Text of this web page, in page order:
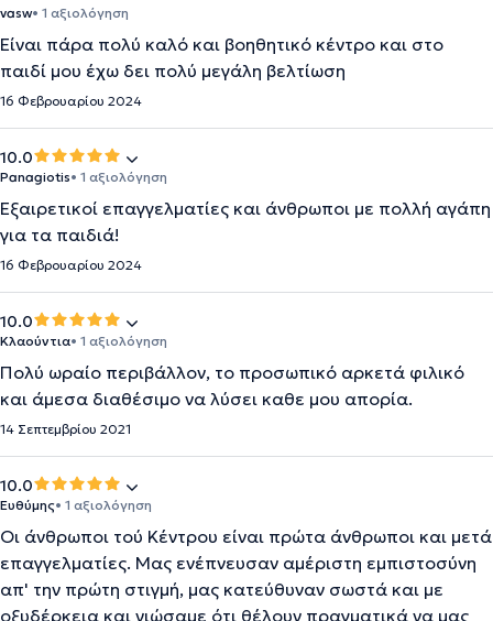
vasw• 1 αξιολόγηση
Είναι πάρα πολύ καλό και βοηθητικό κέντρο και στο
παιδί μου έχω δει πολύ μεγάλη βελτίωση
16 Φεβρουαρίου 2024
10.0
Panagiotis• 1 αξιολόγηση
Εξαιρετικοί επαγγελματίες και άνθρωποι με πολλή αγάπη
για τα παιδιά!
16 Φεβρουαρίου 2024
10.0
Κλαούντια• 1 αξιολόγηση
Πολύ ωραίο περιβάλλον, το προσωπικό αρκετά φιλικό
και άμεσα διαθέσιμο να λύσει καθε μου απορία.
14 Σεπτεμβρίου 2021
10.0
Ευθύμης• 1 αξιολόγηση
Οι άνθρωποι τού Κέντρου είναι πρώτα άνθρωποι και μετά
επαγγελματίες. Μας ενέπνευσαν αμέριστη εμπιστοσύνη
απ' την πρώτη στιγμή, μας κατεύθυναν σωστά και με
οξυδέρκεια και νιώσαμε ότι θέλουν πραγματικά να μας